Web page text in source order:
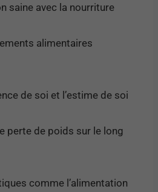
saine avec la nourriture
alimentaires
de soi et l’estime de soi
perte de poids sur le long
comme l’alimentation